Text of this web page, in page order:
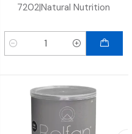
7202|Natural Nutrition
Cantidad